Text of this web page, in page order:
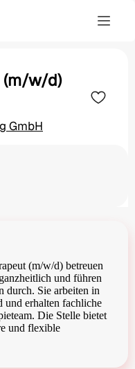
(m/w/d)
GmbH
(m/w/d) betreuen
und führen
durch. Sie arbeiten in
und erhalten fachliche
Die Stelle bietet
und flexible